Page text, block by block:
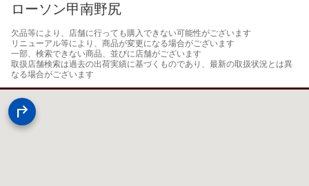
ローソン甲南野尻
欠品等により、店舗に行っても購入できない可能性がございます
リニューアル等により、商品が変更になる場合がございます
一部、検索できない商品、並びに店舗がございます
取扱店舗検索は過去の出荷実績に基づくものであり、最新の取扱状況とは異
なる場合がございます